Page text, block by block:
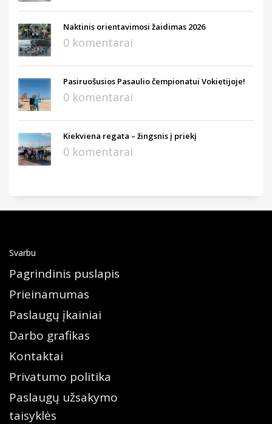
Naktinis orientavimosi žaidimas 2026
0 komentarai
Pasiruošusios Pasaulio čempionatui Vokietijoje!
0 komentarai
Kiekviena regata – žingsnis į priekį
0 komentarai
Svarbu
Pagrindinis puslapis
Prieinamumas
Paslaugų įkainiai
Darbo grafikas
Kontaktai
Privatumo politika
Paslaugų užsakymo
taisyklės